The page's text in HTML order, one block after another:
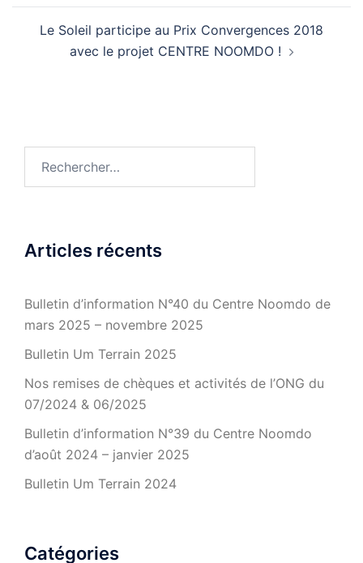
Le Soleil participe au Prix Convergences 2018
avec le projet CENTRE NOOMDO !
Articles récents
Bulletin d’information N°40 du Centre Noomdo de
mars 2025 – novembre 2025
Bulletin Um Terrain 2025
Nos remises de chèques et activités de l’ONG du
07/2024 & 06/2025
Bulletin d’information N°39 du Centre Noomdo
d’août 2024 – janvier 2025
Bulletin Um Terrain 2024
Catégories